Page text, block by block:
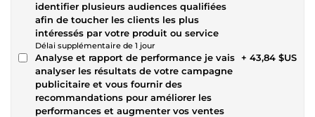
identifier plusieurs audiences qualifiées
afin de toucher les clients les plus
intéressés par votre produit ou service
Délai supplémentaire de 1 jour
Analyse et rapport de performance je vais
analyser les résultats de votre campagne
publicitaire et vous fournir des
recommandations pour améliorer les
performances et augmenter vos ventes
+ 43,84 $US